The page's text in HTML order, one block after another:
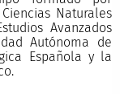
Naturales
Avanzados
Autónoma de
Española y la